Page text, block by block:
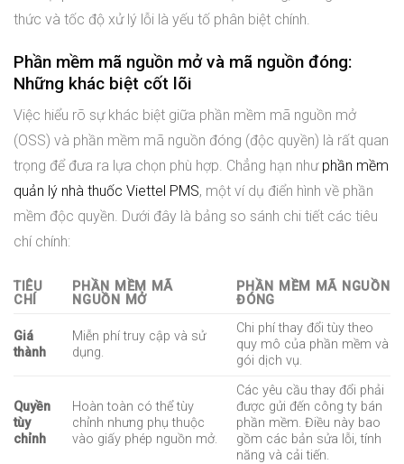
thức và tốc độ xử lý lỗi là yếu tố phân biệt chính.
Phần mềm mã nguồn mở và mã nguồn đóng:
Những khác biệt cốt lõi
Việc hiểu rõ sự khác biệt giữa phần mềm mã nguồn mở
(OSS) và phần mềm mã nguồn đóng (độc quyền) là rất quan
trọng để đưa ra lựa chọn phù hợp. Chẳng hạn như phần mềm
quản lý nhà thuốc Viettel PMS, một ví dụ điển hình về phần
mềm độc quyền. Dưới đây là bảng so sánh chi tiết các tiêu
chí chính:
TIÊU
CHÍ
PHẦN MỀM MÃ
NGUỒN MỞ
PHẦN MỀM MÃ NGUỒN
ĐÓNG
Giá
thành
Miễn phí truy cập và sử
dụng.
Chi phí thay đổi tùy theo
quy mô của phần mềm và
gói dịch vụ.
Quyền
tùy
chỉnh
Hoàn toàn có thể tùy
chỉnh nhưng phụ thuộc
vào giấy phép nguồn mở.
Các yêu cầu thay đổi phải
được gửi đến công ty bán
phần mềm. Điều này bao
gồm các bản sửa lỗi, tính
năng và cải tiến.